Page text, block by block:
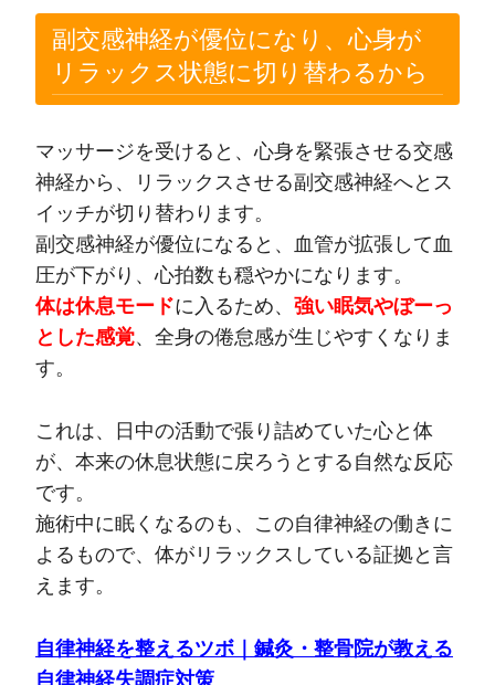
副交感神経が優位になり、心身が
リラックス状態に切り替わるから
マッサージを受けると、心身を緊張させる交感
神経から、リラックスさせる副交感神経へとス
イッチが切り替わります。
副交感神経が優位になると、血管が拡張して血
圧が下がり、心拍数も穏やかになります。
体は休息モードに入るため、 強い眠気やぼーっ
とした感覚、全身の倦怠感が生じやすくなりま
す。
これは、日中の活動で張り詰めていた心と体
が、本来の休息状態に戻ろうとする自然な反応
です。
施術中に眠くなるのも、この自律神経の働きに
よるもので、体がリラックスしている証拠と言
えます。
自律神経を整えるツボ｜鍼灸・整骨院が教える
自律神経失調症対策